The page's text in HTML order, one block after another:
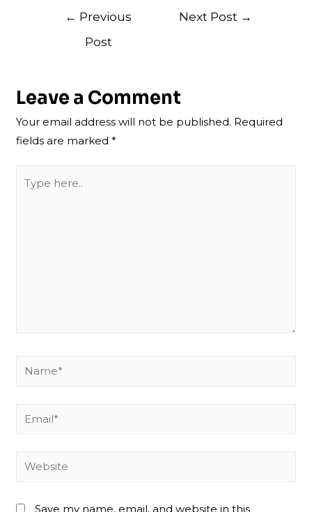
Post
navigation
← Previous
Post
Next Post →
Leave a Comment
Your email address will not be published. Required
fields are marked*
here..
Name*
Email*
Website
Save my name, email, and website in this